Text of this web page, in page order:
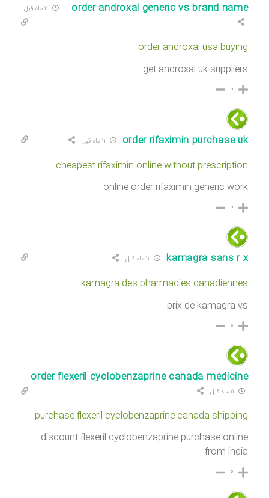
order androxal generic vs brand name
order androxal usa buying
get androxal uk suppliers
۰
order rifaximin purchase uk
cheapest rifaximin online without prescription
online order rifaximin generic work
۰
kamagra sans r x
kamagra des pharmacies canadiennes
prix de kamagra vs
۰
order flexeril cyclobenzaprine canada medicine
purchase flexeril cyclobenzaprine canada shipping
discount flexeril cyclobenzaprine purchase online
from india
۰